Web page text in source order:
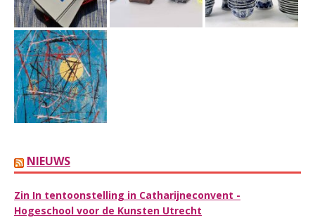
NIEUWS
Zin In tentoonstelling in Catharijneconvent -
Hogeschool voor de Kunsten Utrecht